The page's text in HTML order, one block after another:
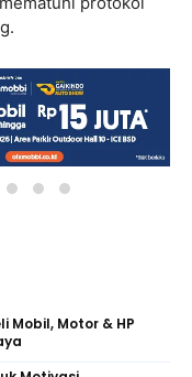
Mobil, Motor & HP